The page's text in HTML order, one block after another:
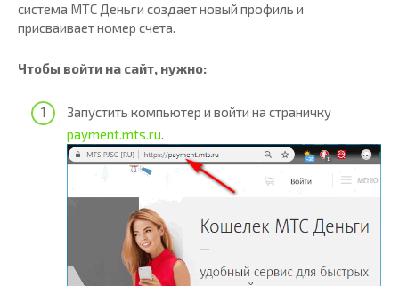
система МТС Деньги создает новый профиль и
присваивает номер счета.
Чтобы войти на сайт, нужно:
Запустить компьютер и войти на страничку
payment.mts.ru